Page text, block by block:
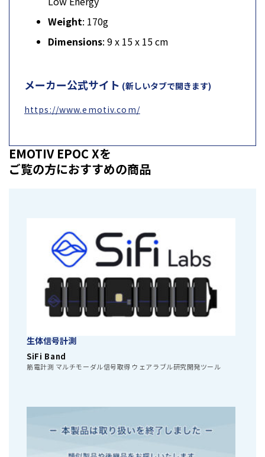
Weight: 170g
Dimensions: 9 x 15 x 15 cm
メーカー公式サイト (新しいタブで開きます)
https://www.emotiv.com/
EMOTIV EPOC Xを
ご覧の方におすすめの商品
生体信号計測
SiFi Band
筋電計測 マルチモーダル信号取得 ウェアラブル研究開発ツール